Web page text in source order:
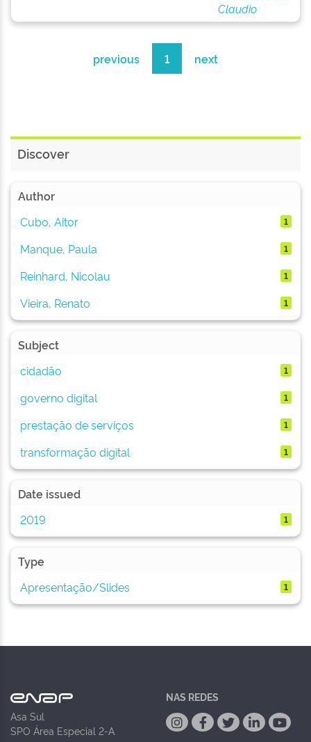
Claudio
previous 1 next
Discover
Author
Cubo, Aitor
1
Manque, Paula 1
Reinhard, Nicolau 1
Vieira, Renato 1
Subject
cidadão
1
governo digital 1
prestação de serviços 1
transformação digital 1
Date issued
2019
1
Type
Apresentação/Slides
1
Asa Sul
SPO Área Especial 2-A
NAS REDES